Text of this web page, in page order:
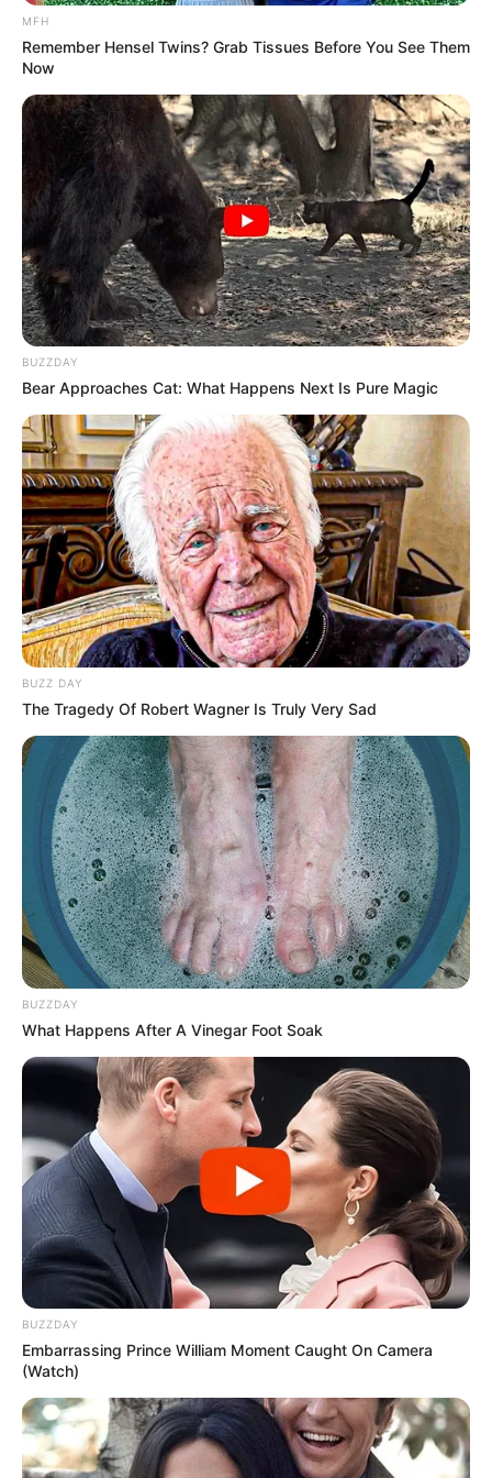
επίσης να συμμορφωθούν με ένα αίτημα για την
Ελευθερία της Πληροφορίας Νόμου (FOIA) για αρχεία
σχετικά με τα αποθέματα χρυσού, τα οποία ορισμένοι
MFH
Remember Hensel Twins? Grab Tissues Before You See Them
Now
BUZZDAY
Bear Approaches Cat: What Happens Next Is Pure Magic
BUZZ DAY
The Tragedy Of Robert Wagner Is Truly Very Sad
BUZZDAY
What Happens After A Vinegar Foot Soak
BUZZDAY
Embarrassing Prince William Moment Caught On Camera
(Watch)